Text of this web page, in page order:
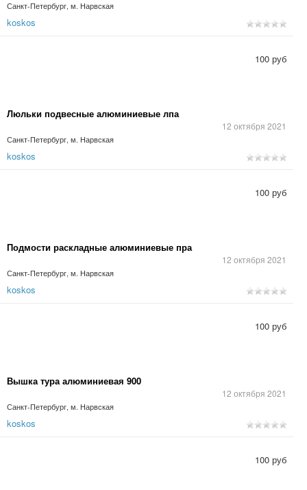
Санкт-Петербург, м. Нарвская
koskos
Люльки подвесные алюминиевые лпа
12 октября 2021
Санкт-Петербург, м. Нарвская
100 руб
koskos
Подмости раскладные алюминиевые пра
12 октября 2021
Санкт-Петербург, м. Нарвская
100 руб
koskos
Вышка тура алюминиевая 900
12 октября 2021
Санкт-Петербург, м. Нарвская
100 руб
koskos
100 руб